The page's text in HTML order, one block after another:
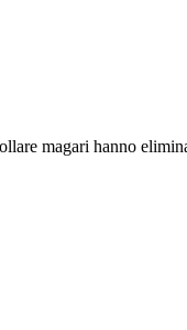
magari hanno